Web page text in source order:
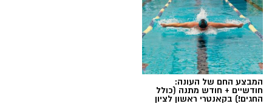
ליאור רז
על פי הודעת החברה, שני הפרקים שישודרו היום
(שני) מתמקדים באירועי הטבח וביום שבו פרצה
המבצע החם של העונה:
חודשיים + חודש מתנה (כולל
החגים!) בקאנטרי ראשון לציון